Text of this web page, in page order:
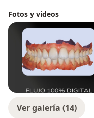
Fotos y videos
Ver galería (14)